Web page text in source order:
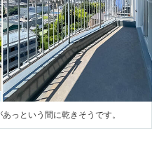
っという間に乾きそうです。